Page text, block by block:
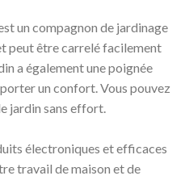
un compagnon de jardinage
peut être carrelé facilement
a également une poignée
un confort. Vous pouvez
jardin sans effort.
électroniques et efficaces
travail de maison et de